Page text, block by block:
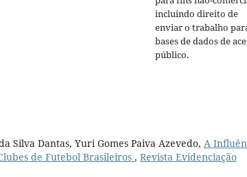
incluindo direito de
enviar o trabalho
bases de dados de
público.
Silva Dantas, Yuri Gomes Paiva Azevedo, A
de Futebol Brasileiros , Revista Evidenciação